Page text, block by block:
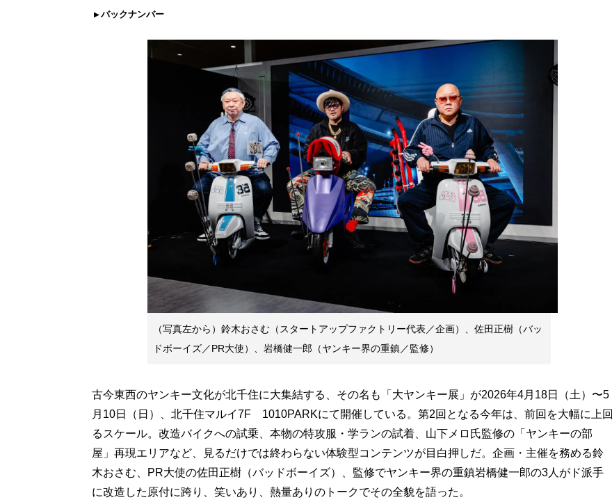
バックナンバー
（写真左から）鈴木おさむ（スタートアップファクトリー代表／企画）、佐田正樹（バッ
ドボーイズ／PR大使）、岩橋健一郎（ヤンキー界の重鎮／監修）
古今東西のヤンキー文化が北千住に大集結する、その名も「大ヤンキー展」が2026年4月18日（土）〜5
月10日（日）、北千住マルイ7F 1010PARKにて開催している。第2回となる今年は、前回を大幅に上回
るスケール。改造バイクへの試乗、本物の特攻服・学ランの試着、山下メロ氏監修の「ヤンキーの部
屋」再現エリアなど、見るだけでは終わらない体験型コンテンツが目白押しだ。企画・主催を務める鈴
木おさむ、PR大使の佐田正樹（バッドボーイズ）、監修でヤンキー界の重鎮岩橋健一郎の3人がド派手
に改造した原付に跨り、笑いあり、熱量ありのトークでその全貌を語った。